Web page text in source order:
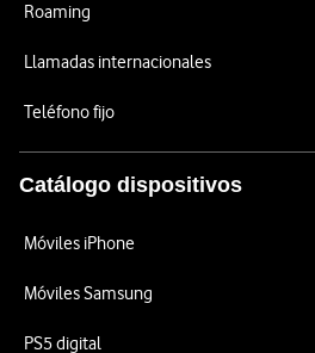
Roaming
Llamadas internacionales
Teléfono fijo
Catálogo dispositivos
Móviles iPhone
Móviles Samsung
PS5 digital